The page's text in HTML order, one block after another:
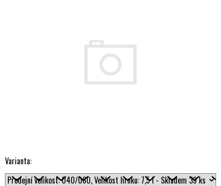
Varianta: